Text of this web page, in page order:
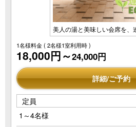
美人の湯と美味しい会席を、
1名様料金( 2名様1室利用時 )
18,000円～24,000円
詳細/ご予約
定員
1～4名様